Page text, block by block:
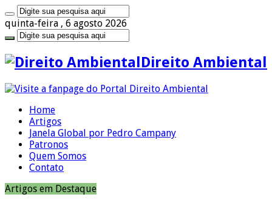
quinta-feira , 6 agosto 2026
Direito Ambiental
Home
Artigos
Janela Global por Pedro Campany
Patronos
Quem Somos
Contato
Artigos em Destaque